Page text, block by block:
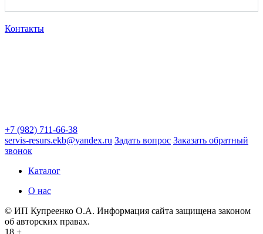
Контакты
+7 (982) 711-66-38
servis-resurs.ekb@yandex.ru Задать вопрос Заказать обратный
звонок
Каталог
О нас
© ИП Купреенко О.А. Информация сайта защищена законом
об авторских правах.
18 +